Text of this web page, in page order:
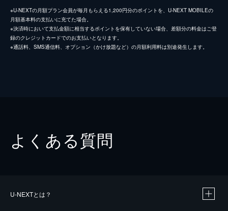
※U-NEXTの月額プラン会員が毎月もらえる1,200円分のポイントを、U-NEXT MOBILEの
月額基本料の支払いに充てた場合。
※決済時において支払金額に相当するポイントを保有していない場合、差額分の料金はご登
録のクレジットカードでのお支払いとなります。
※通話料、SMS通信料、オプション（かけ放題など）の月額利用料は別途発生します。
よくある質問
U-NEXTとは？